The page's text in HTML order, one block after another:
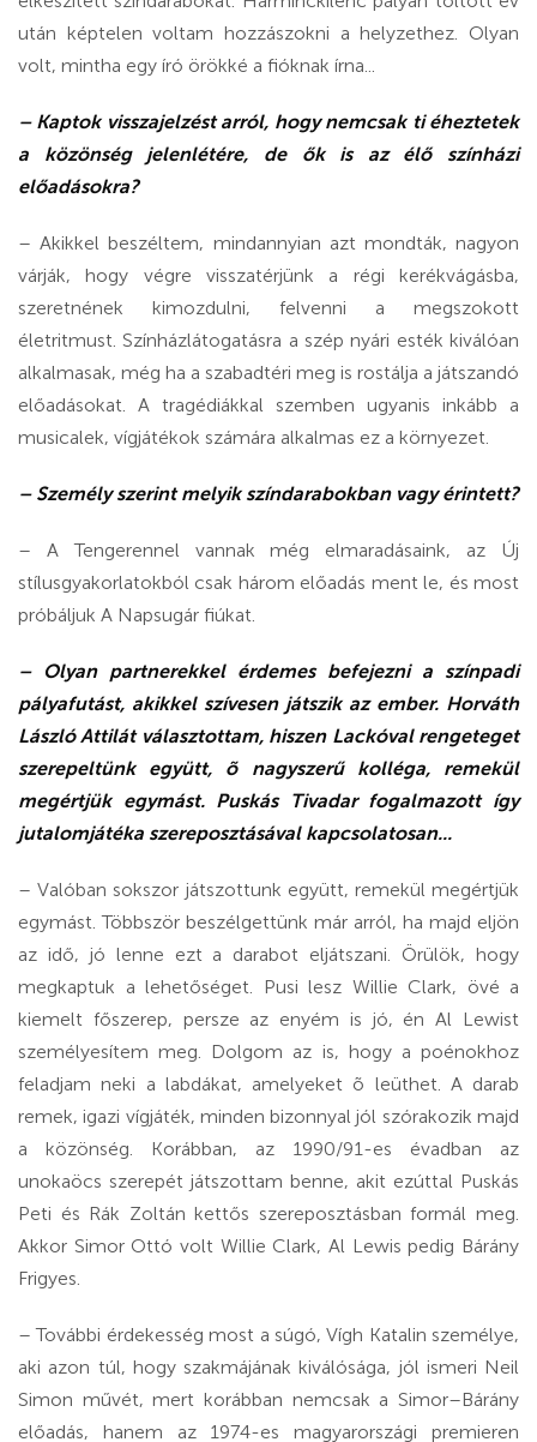
után képtelen voltam hozzászokni a helyzethez. Olyan
volt, mintha egy író örökké a fióknak írna...
– Kaptok visszajelzést arról, hogy nemcsak ti éheztetek
a közönség jelenlétére, de ők is az élő színházi
előadásokra?
– Akikkel beszéltem, mindannyian azt mondták, nagyon
várják, hogy végre visszatérjünk a régi kerékvágásba,
szeretnének kimozdulni, felvenni a megszokott
életritmust. Színházlátogatásra a szép nyári esték kiválóan
alkalmasak, még ha a szabadtéri meg is rostálja a játszandó
előadásokat. A tragédiákkal szemben ugyanis inkább a
musicalek, vígjátékok számára alkalmas ez a környezet.
– Személy szerint melyik színdarabokban vagy érintett?
– A Tengerennel vannak még elmaradásaink, az Új
stílusgyakorlatokból csak három előadás ment le, és most
próbáljuk A Napsugár fiúkat.
– Olyan partnerekkel érdemes befejezni a színpadi
pályafutást, akikkel szívesen játszik az ember. Horváth
László Attilát választottam, hiszen Lackóval rengeteget
szerepeltünk együtt, õ nagyszerű kolléga, remekül
megértjük egymást. Puskás Tivadar fogalmazott így
jutalomjátéka szereposztásával kapcsolatosan...
– Valóban sokszor játszottunk együtt, remekül megértjük
egymást. Többször beszélgettünk már arról, ha majd eljön
az idő, jó lenne ezt a darabot eljátszani. Örülök, hogy
megkaptuk a lehetőséget. Pusi lesz Willie Clark, övé a
kiemelt főszerep, persze az enyém is jó, én Al Lewist
személyesítem meg. Dolgom az is, hogy a poénokhoz
feladjam neki a labdákat, amelyeket õ leüthet. A darab
remek, igazi vígjáték, minden bizonnyal jól szórakozik majd
a közönség. Korábban, az 1990/91-es évadban az
unokaöcs szerepét játszottam benne, akit ezúttal Puskás
Peti és Rák Zoltán kettős szereposztásban formál meg.
Akkor Simor Ottó volt Willie Clark, Al Lewis pedig Bárány
Frigyes.
– További érdekesség most a súgó, Vígh Katalin személye,
aki azon túl, hogy szakmájának kiválósága, jól ismeri Neil
Simon művét, mert korábban nemcsak a Simor–Bárány
előadás, hanem az 1974-es magyarországi premieren